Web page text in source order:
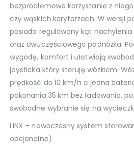
bezproblemowe korzystanie z
czy wąskich korytarzach. W wersji
posiada regulowany kąt nachylenia
oraz dwuczęściowego podnóżka.
wygodę, komfort i ułatwiają
joysticka który steruję wózkiem.
prędkość do 10 km/h a jedna
pokonania 35 km bez ładowania,
swobodne wybranie się na
LINX – nowoczesny system
opcjonalne)